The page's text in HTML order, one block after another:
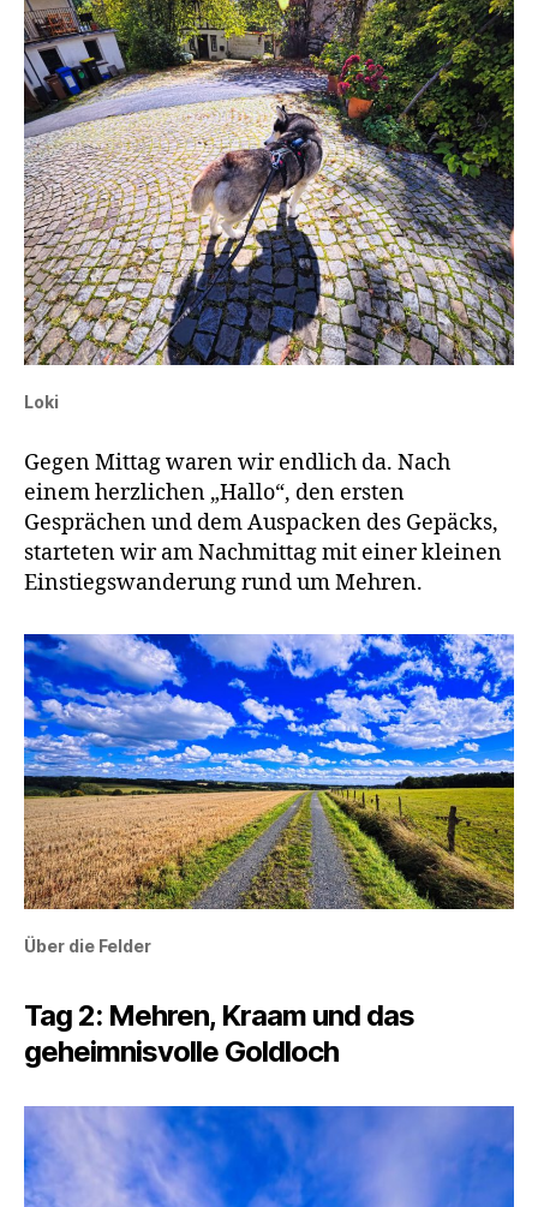
Loki
Gegen Mittag waren wir endlich da. Nach
einem herzlichen „Hallo“, den ersten
Gesprächen und dem Auspacken des Gepäcks,
starteten wir am Nachmittag mit einer kleinen
Einstiegswanderung rund um Mehren.
Über die Felder
Tag 2: Mehren, Kraam und das
geheimnisvolle Goldloch